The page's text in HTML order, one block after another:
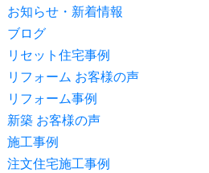
お知らせ・新着情報
ブログ
リセット住宅事例
リフォーム お客様の声
リフォーム事例
新築 お客様の声
施工事例
注文住宅施工事例